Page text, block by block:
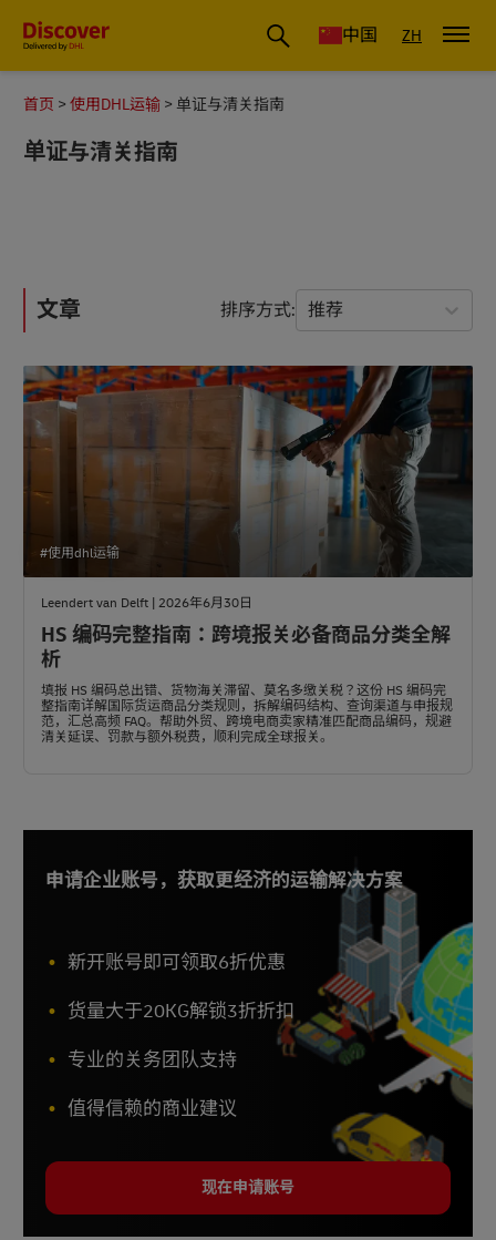
国际物流_国际快递_国际运输物流公司 中国 ZH
首页 使用DHL运输 单证与清关指南
单证与清关指南
文章 排序方式 推荐
#使用dhl运输
Leendert van Delft | 2026年6月30日
HS 编码完整指南：跨境报关必备商品分类全解
析
填报 HS 编码总出错、货物海关滞留、莫名多缴关税？这份 HS 编码完
整指南详解国际货运商品分类规则，拆解编码结构、查询渠道与申报规
范，汇总高频 FAQ。帮助外贸、跨境电商卖家精准匹配商品编码，规避
清关延误、罚款与额外税费，顺利完成全球报关。
申请企业账号，获取更经济的运输解决方案
新开账号即可领取6折优惠
货量大于20KG解锁3折折扣
专业的关务团队支持
值得信赖的商业建议
现在申请账号